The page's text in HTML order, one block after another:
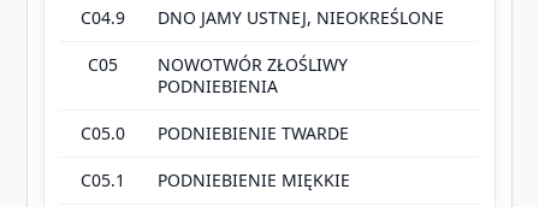
C04.9 DNO JAMY USTNEJ, NIEOKREŚLONE
C05
NOWOTWÓR ZŁOŚLIWY
PODNIEBIENIA
C05.0 PODNIEBIENIE TWARDE
C05.1 PODNIEBIENIE MIĘKKIE